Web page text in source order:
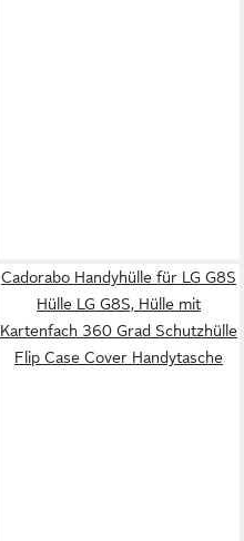
Cadorabo Handyhülle für LG G8S
Hülle LG G8S, Hülle mit
Kartenfach 360 Grad Schutzhülle
Flip Case Cover Handytasche